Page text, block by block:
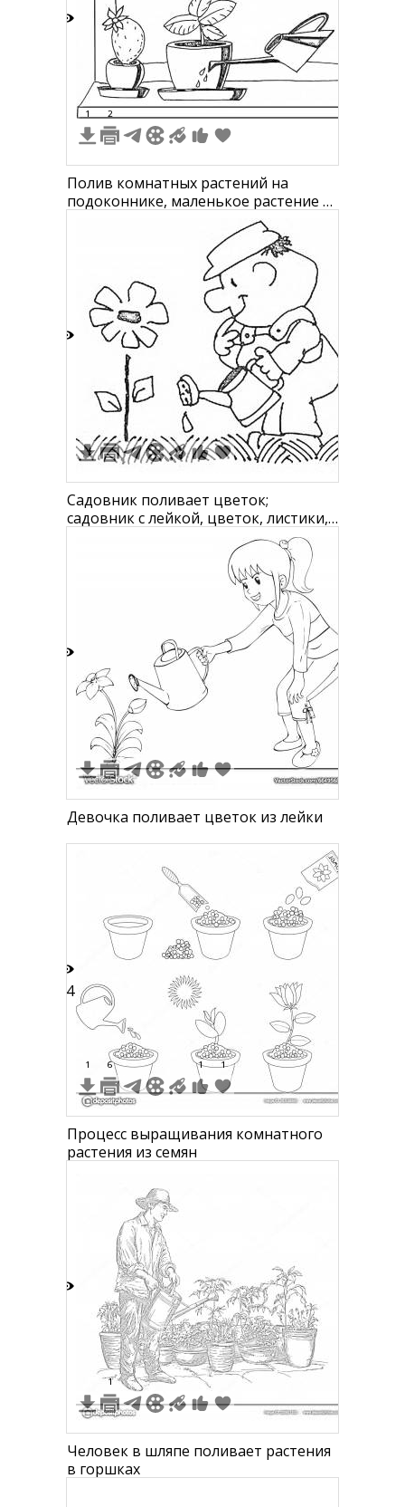
1 2
Полив комнатных растений на
подоконнике, маленькое растение в
кашпо слева, большое растение в
горшке справа, лейка
Садовник поливает цветок;
садовник с лейкой, цветок, листики,
Девочка поливает цветок из лейки
34
1 6 1 1
Процесс выращивания комнатного
растения из семян
1
Человек в шляпе поливает растения
в горшках